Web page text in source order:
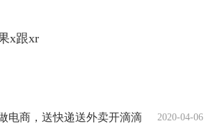
x跟xr
2020-04-06
电商，送快递送外卖开滴滴